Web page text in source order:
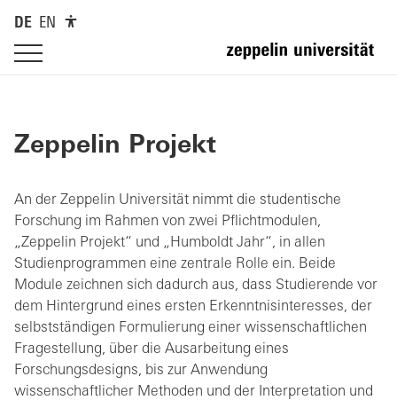
DE EN
Zeppelin Projekt
An der Zeppelin Universität nimmt die studentische
Forschung im Rahmen von zwei Pflichtmodulen,
„Zeppelin Projekt“ und „Humboldt Jahr“, in allen
Studienprogrammen eine zentrale Rolle ein. Beide
Module zeichnen sich dadurch aus, dass Studierende vor
dem Hintergrund eines ersten Erkenntnisinteresses, der
selbstständigen Formulierung einer wissenschaftlichen
Fragestellung, über die Ausarbeitung eines
Forschungsdesigns, bis zur Anwendung
wissenschaftlicher Methoden und der Interpretation und